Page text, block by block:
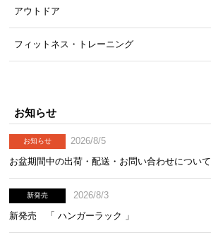
アウトドア
フィットネス・トレーニング
お知らせ
お知らせ
2026/8/5
お盆期間中の出荷・配送・お問い合わせについて
新発売
2026/8/3
新発売 「 ハンガーラック 」